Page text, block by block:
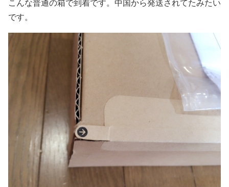
こんな普通の箱で到着です。中国から発送されてたみたい
です。